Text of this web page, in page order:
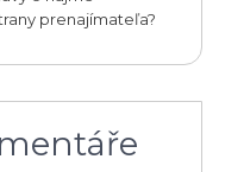
prenajímateľa?